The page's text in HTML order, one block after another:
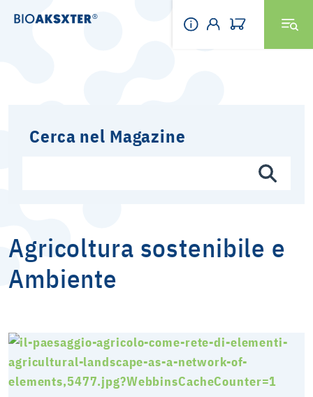
Cerca nel Magazine
Agricoltura sostenibile e
Ambiente